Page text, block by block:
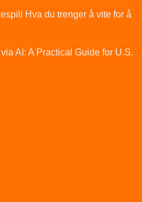
Hva du trenger å vite for å
AI: A Practical Guide for U.S.